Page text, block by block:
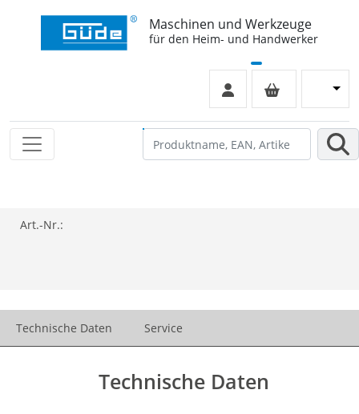
Maschinen und Werkzeuge
für den Heim- und Handwerker
Art.-Nr.:
Technische Daten Service
Technische Daten